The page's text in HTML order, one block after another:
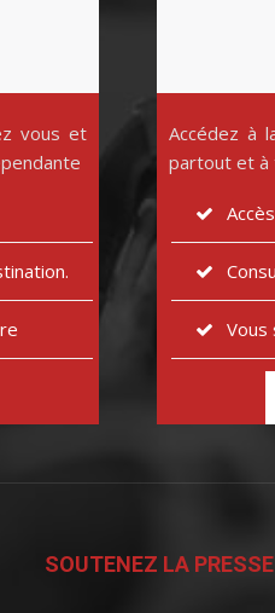
vous et
Accédez à
partout et à
Vous
SOUTENEZ LA